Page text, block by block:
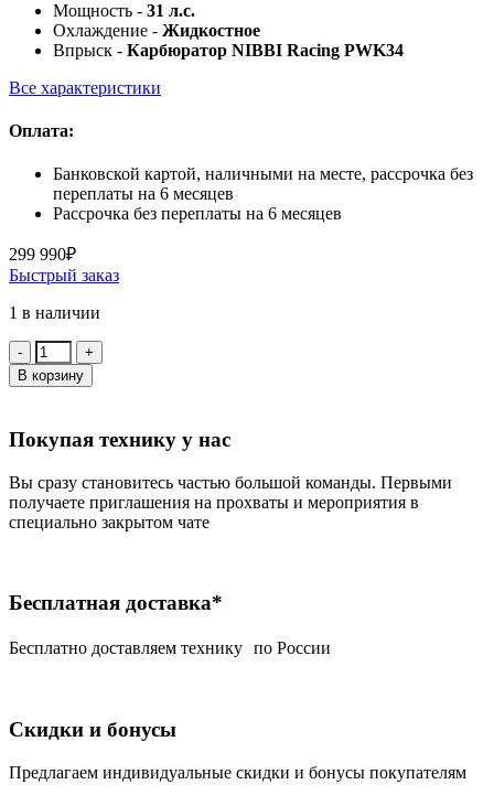
Мощность - 31 л.с.
Охлаждение - Жидкостное
Впрыск - Карбюратор NIBBI Racing PWK34
Все характеристики
Оплата:
Банковской картой, наличными на месте, рассрочка без
переплаты на 6 месяцев
Рассрочка без переплаты на 6 месяцев
299 990₽
Быстрый заказ
1 в наличии
Количество:
В корзину
Покупая технику у нас
Вы сразу становитесь частью большой команды. Первыми
получаете приглашения на прохваты и мероприятия в
специально закрытом чате
Бесплатная доставка*
Беcплатно доставляем технику по России
Скидки и бонусы
Предлагаем индивидуальные скидки и бонусы покупателям